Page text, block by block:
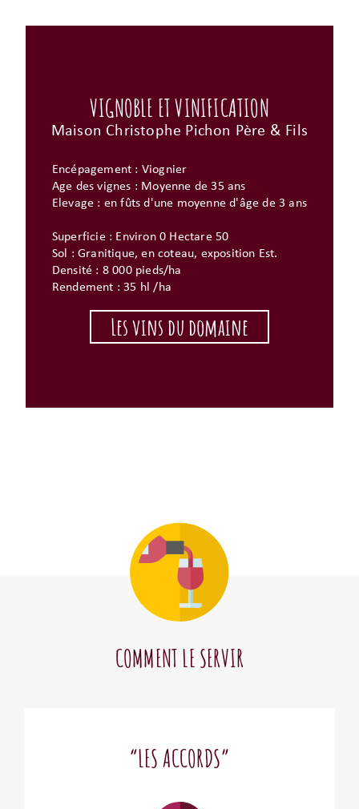
VIGNOBLE ET VINIFICATION
Maison Christophe Pichon Père & Fils
Encépagement : Viognier
Age des vignes : Moyenne de 35 ans
Elevage : en fûts d'une moyenne d'âge de 3 ans
Superficie : Environ 0 Hectare 50
Sol : Granitique, en coteau, exposition Est.
Densité : 8 000 pieds/ha
Rendement : 35 hl /ha
Les vins du domaine
COMMENT LE SERVIR
“LES ACCORDS”